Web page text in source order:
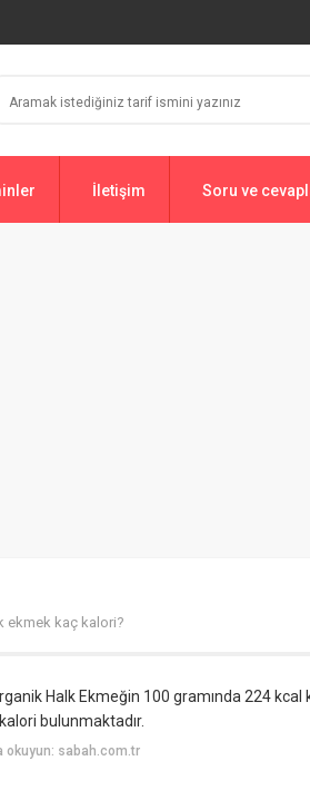
İletişim Soru ve
ekmek kaç kalori?
Halk Ekmeğin 100 gramında 224 kcal
bulunmaktadır.
okuyun: sabah.com.tr